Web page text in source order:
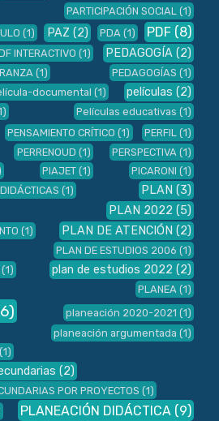
PARTICIPACIÓN SOCIAL (1)
(1) PAZ (2) PDA (1) PDF (8)
INTERACTIVO (1) PEDAGOGÍA (2)
(1) PEDAGOGÍAS (1)
documental (1) películas (2)
Películas educativas (1)
PENSAMIENTO CRÍTICO (1) PERFIL (1)
PERRENOUD (1) PERSPECTIVA (1)
PIAJET (1) PICARONI (1)
(1) PLAN (3)
PLAN 2022 (5)
(1) PLAN DE ATENCIÓN (2)
PLAN DE ESTUDIOS 2006 (1)
(1) plan de estudios 2022 (2)
PLANEA (1)
planeación 2020-2021 (1)
planeación argumentada (1)
(1)
(2)
POR PROYECTOS (1)
PLANEACIÓN DIDÁCTICA (9)